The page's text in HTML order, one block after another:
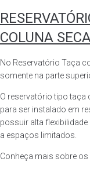
COLUNA
No Reservatório Taça
somente na parte
O reservatório tipo
para ser instalado em
possuir alta
a espaços limitados.
Conheça mais sobre